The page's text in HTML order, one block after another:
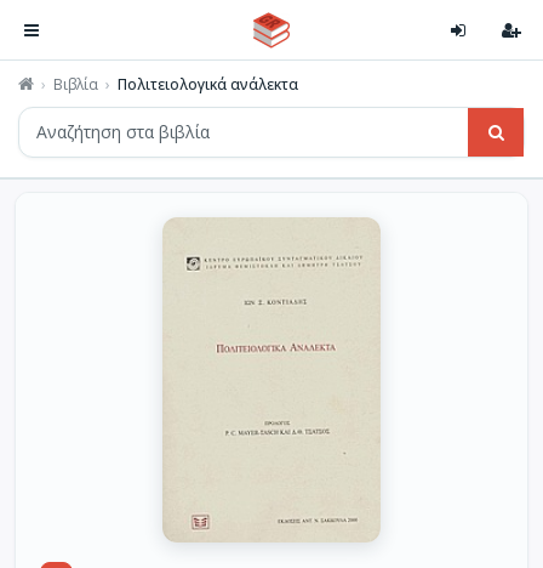
Βιβλία Πολιτειολογικά ανάλεκτα